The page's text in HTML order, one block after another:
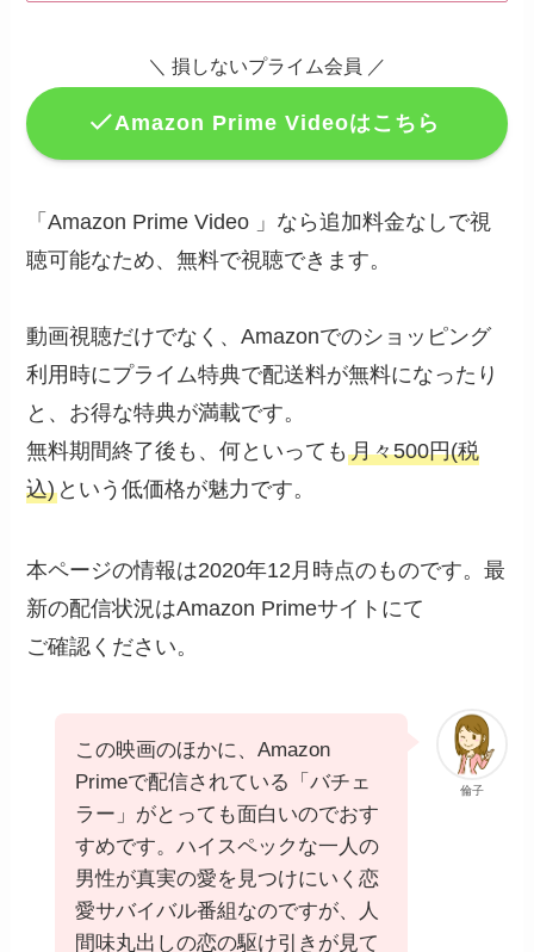
＼ 損しないプライム会員 ／
Amazon Prime Videoはこちら
「Amazon Prime Video 」なら追加料金なしで視
聴可能なため、無料で視聴できます。
動画視聴だけでなく、Amazonでのショッピング
利用時にプライム特典で配送料が無料になったり
と、お得な特典が満載です。
無料期間終了後も、何といっても月々500円(税
込) という低価格が魅力です。
本ページの情報は2020年12月時点のものです。最
新の配信状況はAmazon Primeサイトにて
ご確認ください。
倫子
この映画のほかに、Amazon
Primeで配信されている「バチェ
ラー」がとっても面白いのでおす
すめです。ハイスペックな一人の
男性が真実の愛を見つけにいく恋
愛サバイバル番組なのですが、人
間味丸出しの恋の駆け引きが見て